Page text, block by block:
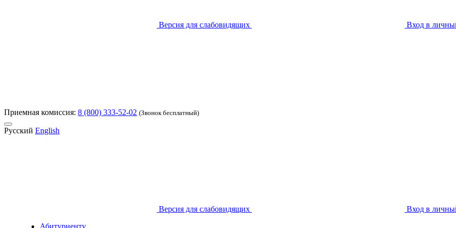
Версия для слабовидящих Вход в
Приемная комиссия: 8 (800) 333-52-02 (Звонок бесплатный)
Русский English
Версия для слабовидящих
Вход в
Абитуриенту